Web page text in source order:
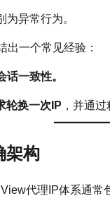
异常行为。
出一个常见经验：
话一致性。
轮换一次IP ，并通
架构
代理IP体系通常